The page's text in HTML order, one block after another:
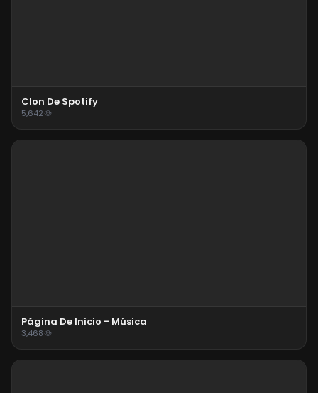
Clon De Spotify
5,642
Página De Inicio - Música
3,468